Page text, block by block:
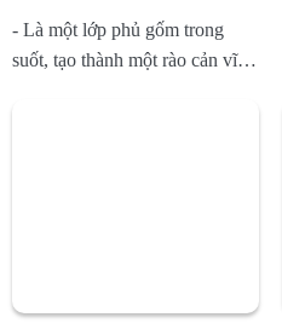
AutoGuard (Nano chống
trầy xước, bảo vệ sơn)
- Là một lớp phủ gốm trong
suốt, tạo thành một rào cản vĩnh